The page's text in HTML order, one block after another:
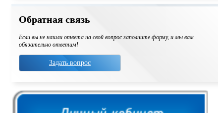
Обратная связь
Если вы не нашли ответа на свой вопрос заполните форму, и мы вам
обязательно ответим!
Задать вопрос